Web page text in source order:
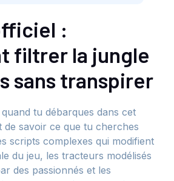
:
filtrer la jungle
sans transpirer
tu débarques dans cet
de savoir ce que tu cherches
scripts complexes qui modifient
du jeu, les tracteurs modélisés
des passionnés et les